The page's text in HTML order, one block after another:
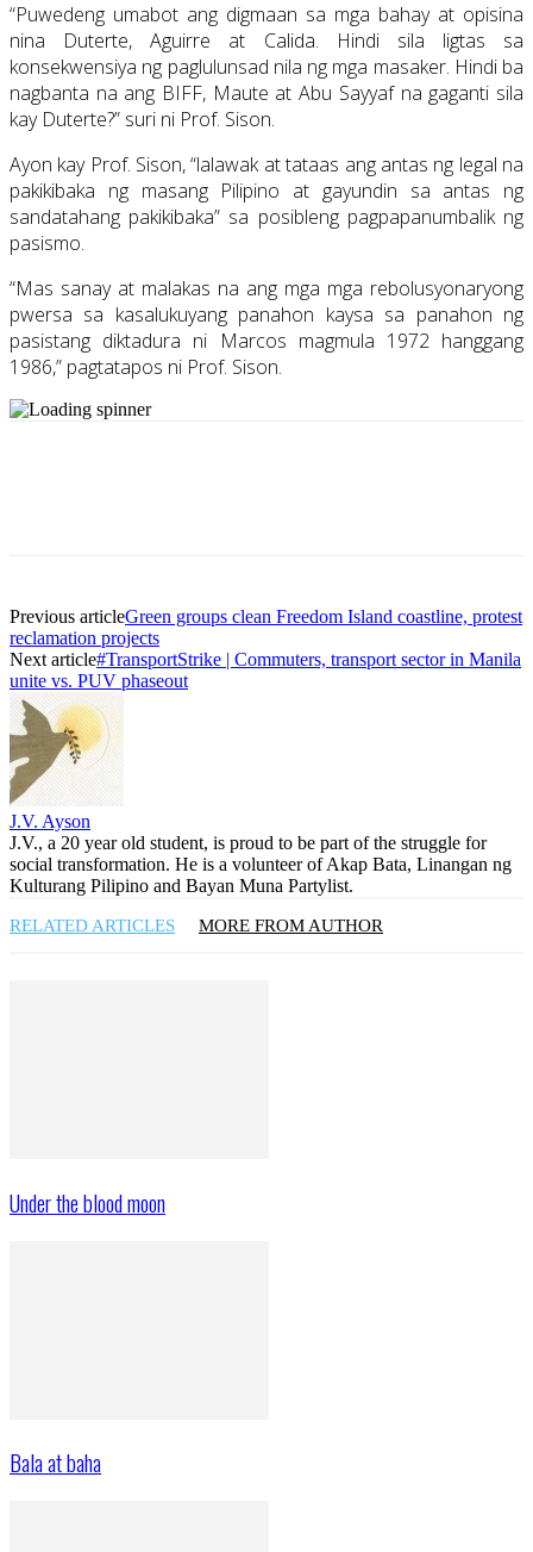
“Puwedeng umabot ang digmaan sa mga bahay at opisina
nina Duterte, Aguirre at Calida. Hindi sila ligtas sa
konsekwensiya ng paglulunsad nila ng mga masaker. Hindi ba
nagbanta na ang BIFF, Maute at Abu Sayyaf na gaganti sila
kay Duterte?” suri ni Prof. Sison.
Ayon kay Prof. Sison, “lalawak at tataas ang antas ng legal na
pakikibaka ng masang Pilipino at gayundin sa antas ng
sandatahang pakikibaka” sa posibleng pagpapanumbalik ng
pasismo.
“Mas sanay at malakas na ang mga mga rebolusyonaryong
pwersa sa kasalukuyang panahon kaysa sa panahon ng
pasistang diktadura ni Marcos magmula 1972 hanggang
1986,” pagtatapos ni Prof. Sison.
Previous articleGreen groups clean Freedom Island coastline, protest
reclamation projects
Next article#TransportStrike | Commuters, transport sector in Manila
unite vs. PUV phaseout
J.V. Ayson
J.V., a 20 year old student, is proud to be part of the struggle for
social transformation. He is a volunteer of Akap Bata, Linangan ng
Kulturang Pilipino and Bayan Muna Partylist.
RELATED ARTICLES MORE FROM AUTHOR
Under the blood moon
Bala at baha